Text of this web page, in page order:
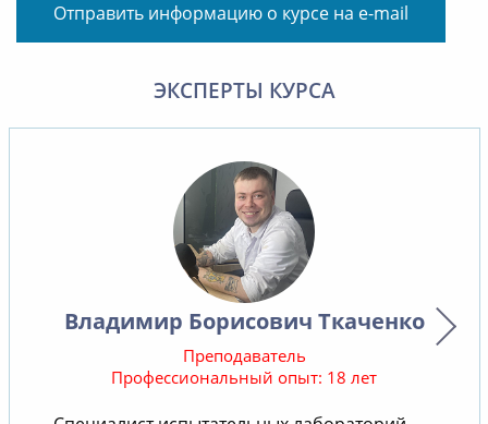
Отправить информацию о курсе на e-mail
ЭКСПЕРТЫ КУРСА
Владимир Борисович Ткаченко
Преподаватель
Профессиональный опыт: 18 лет